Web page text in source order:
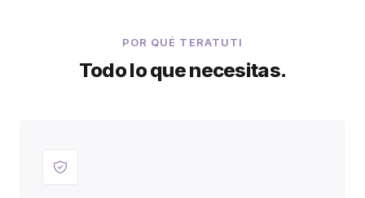
POR QUÉ TERATUTI
Todo lo que necesitas.